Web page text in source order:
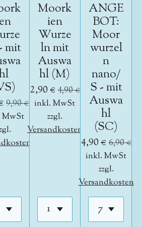
mit
9,90 €
Moork
ien
Wurze
ln mit
Auswa
hl (M)
2,90 € 4,90 €
inkl. MwSt
zzgl.
Versandkosten
ANGE
BOT:
Moor
wurzel
n
nano/
S - mit
Auswa
hl
(SC)
4,90 €6,90 €
inkl. MwSt
zzgl.
Versandkosten